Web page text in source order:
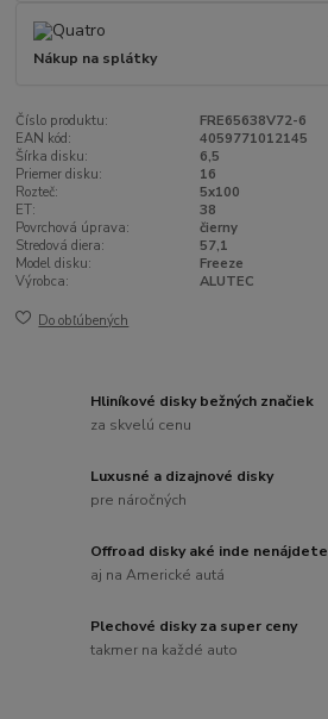
Nákup na splátky
Číslo produktu:
FRE65638V72-6
EAN kód:
4059771012145
Šírka disku:
6,5
Priemer disku:
16
Rozteč:
5x100
ET:
38
Povrchová úprava:
čierny
Stredová diera:
57,1
Model disku:
Freeze
Výrobca:
ALUTEC
Do obľúbených
Hliníkové disky bežných značiek
za skvelú cenu
Luxusné a dizajnové disky
pre náročných
Offroad disky aké inde nenájdete
aj na Americké autá
Plechové disky za super ceny
takmer na každé auto